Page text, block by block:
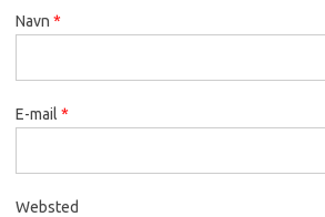
Navn *
E-mail *
Websted